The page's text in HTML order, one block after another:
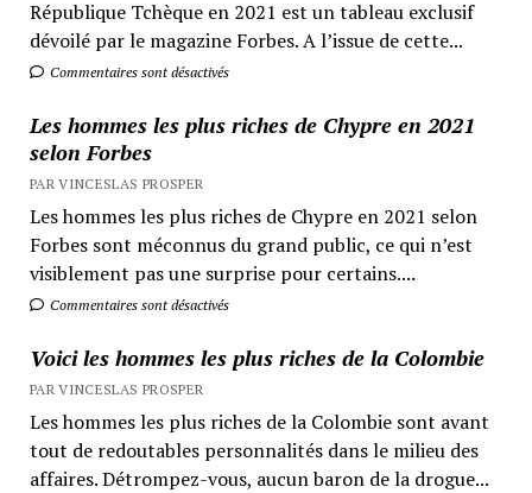
République Tchèque en 2021 est un tableau exclusif
dévoilé par le magazine Forbes. A l’issue de cette...
Commentaires sont désactivés
Les hommes les plus riches de Chypre en 2021
selon Forbes
PAR VINCESLAS PROSPER
Les hommes les plus riches de Chypre en 2021 selon
Forbes sont méconnus du grand public, ce qui n’est
visiblement pas une surprise pour certains....
Commentaires sont désactivés
Voici les hommes les plus riches de la Colombie
PAR VINCESLAS PROSPER
Les hommes les plus riches de la Colombie sont avant
tout de redoutables personnalités dans le milieu des
affaires. Détrompez-vous, aucun baron de la drogue...